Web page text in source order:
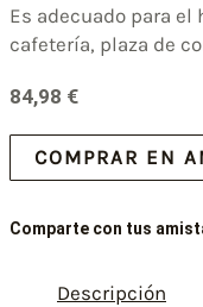
Es adecuado para el
cafetería, plaza de
84,98 €
COMPRAR EN
Comparte con tus
Descripción